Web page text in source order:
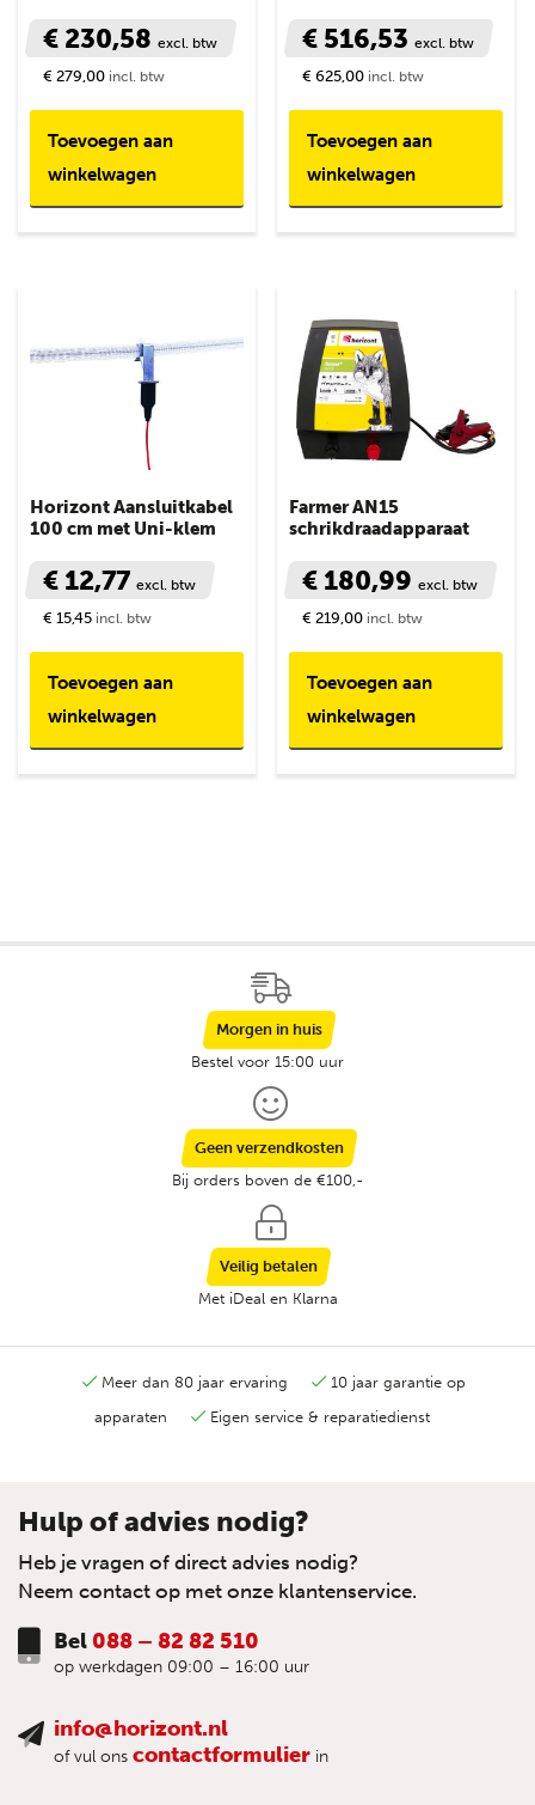
€ 230,58 excl. btw
€ 279,00 incl. btw
Toevoegen aan
winkelwagen
€ 516,53excl. btw
€ 625,00 incl. btw
Toevoegen aan
winkelwagen
Horizont Aansluitkabel
100 cm met Uni-klem
€ 12,77 excl. btw
€ 15,45 incl. btw
Toevoegen aan
winkelwagen
Farmer AN15
schrikdraadapparaat
€ 180,99excl. btw
€ 219,00 incl. btw
Toevoegen aan
winkelwagen
Morgen in huis
Bestel voor 15:00 uur
Geen verzendkosten
Bij orders boven de €100,-
Veilig betalen
Met iDeal en Klarna
Meer dan 80 jaar ervaring
10 jaar garantie op
apparaten
Eigen service & reparatiedienst
Hulp of advies nodig?
Heb je vragen of direct advies nodig?
Neem contact op met onze klantenservice.
Bel 088 – 82 82 510
op werkdagen 09:00 – 16:00 uur
info@horizont.nl
of vul ons contactformulier in